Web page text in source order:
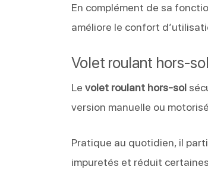
En complément de sa
améliore le confort
Volet roulant hors-sol
Levolet roulant hors-sol
version manuelle ou
Pratique au quotidien, il
impuretés et réduit